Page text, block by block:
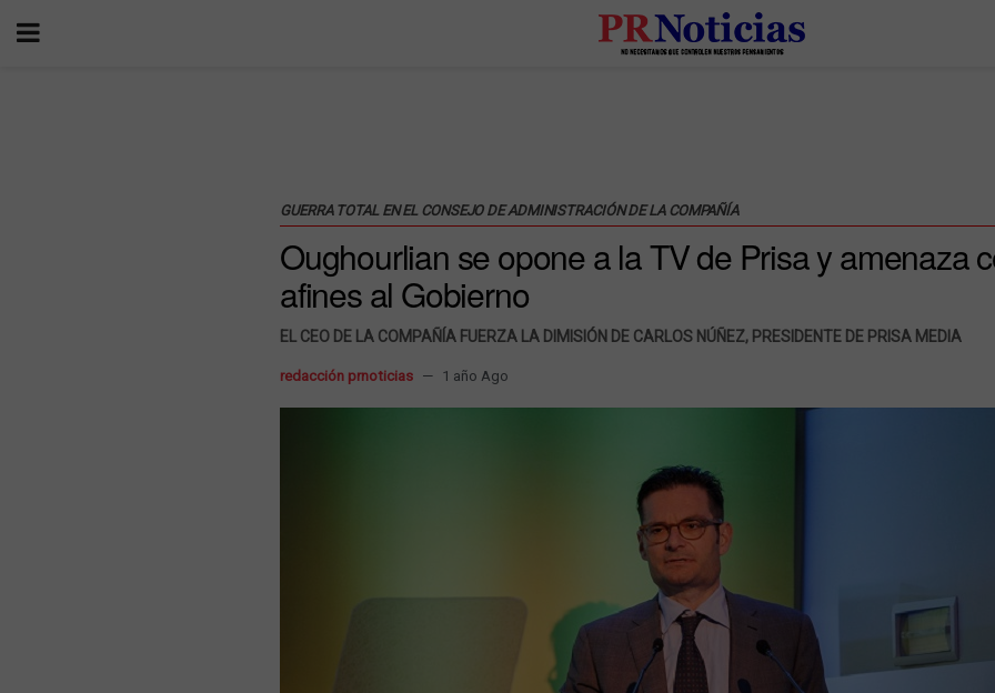
GUERRA TOTAL EN EL CONSEJO DE ADMINISTRACIÓN DE LA COMPAÑÍA
Oughourlian se opone a la TV de Prisa y amenaza
afines al Gobierno
EL CEO DE LA COMPAÑÍA FUERZA LA DIMISIÓN DE CARLOS NÚÑEZ, PRESIDENTE DE PRISA MEDIA
redacción prnoticias 1 año Ago